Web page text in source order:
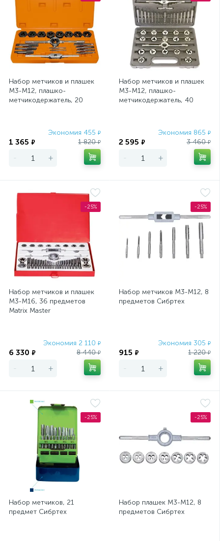
Набор метчиков и плашек
М3-М12, плашко-
метчикодержатель, 20
Экономия 455 ₽
1 365 ₽ 1 820₽
- +
Набор метчиков и плашек
М3-М12, плашко-
метчикодержатель, 40
Экономия 865 ₽
2 595 ₽ 3 460₽
- +
-25%
Набор метчиков и плашек
М3-М16, 36 предметов
Matrix Master
Экономия 2 110 ₽
6 330 ₽ 8 440₽
- +
-25%
Набор метчиков М3-М12, 8
предметов Сибртех
Экономия 305 ₽
915 ₽ 1 220₽
- +
-25%
Набор метчиков, 21
предмет Сибртех
-25%
Набор плашек М3-М12, 8
предметов Сибртех